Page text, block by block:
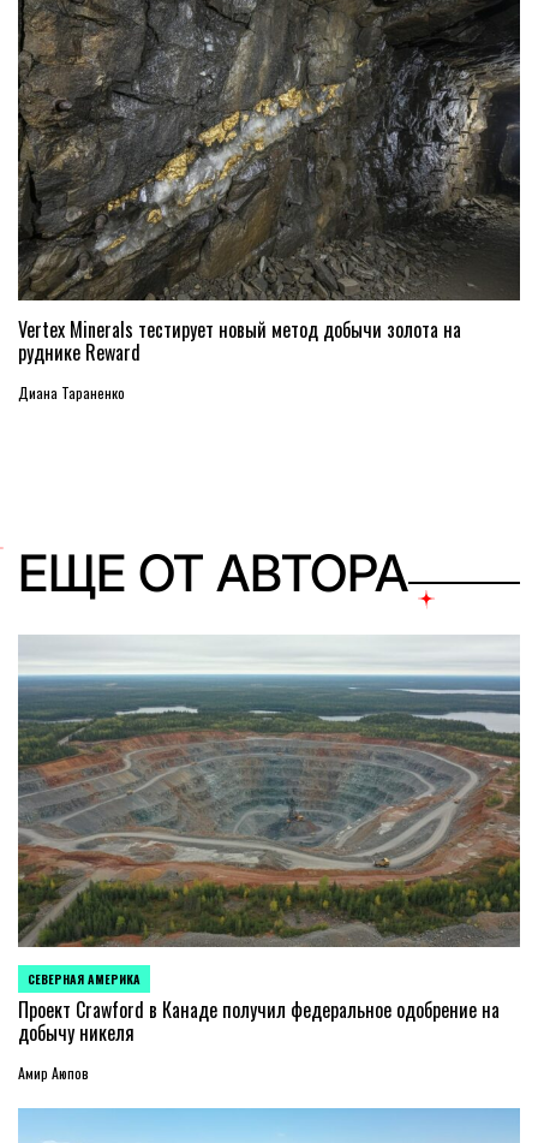
Vertex Minerals тестирует новый метод добычи золота на
руднике Reward
Диана Тараненко
ЕЩЕ ОТ АВТОРА
ОПУБЛИКОВАНО
В
СЕВЕРНАЯ АМЕРИКА
Проект Crawford в Канаде получил федеральное одобрение на
добычу никеля
Амир Аюпов